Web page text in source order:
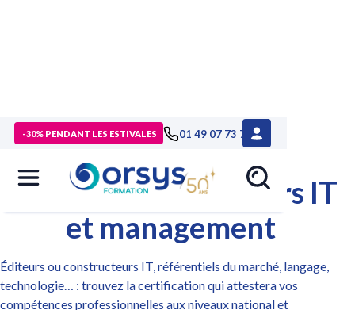
-30% PENDANT LES ESTIVALES 01 49 07 73 73
> > Certifications éditeurs IT et management
Certifications éditeurs IT
et management
Éditeurs ou constructeurs IT, référentiels du marché, langage,
technologie… : trouvez la certification qui attestera vos
compétences professionnelles aux niveaux national et